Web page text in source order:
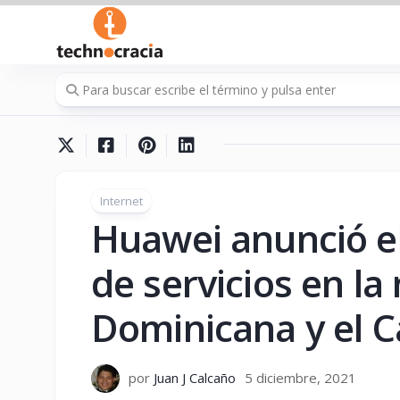
Saltar
contenido
Internet
Huawei anunció
de servicios en
Dominicana y el
por Juan J Calcaño 5 diciembre, 2021